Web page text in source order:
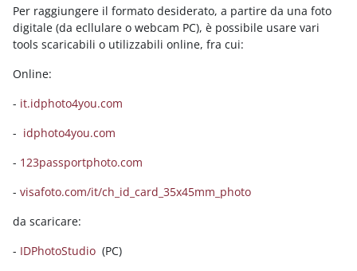
Per raggiungere il formato desiderato, a partire da una foto
digitale (da ecllulare o webcam PC), è possibile usare vari
tools scaricabili o utilizzabili online, fra cui:
Online:
- it.idphoto4you.com
- idphoto4you.com
- 123passportphoto.com
- visafoto.com/it/ch_id_card_35x45mm_photo
da scaricare:
- IDPhotoStudio (PC)